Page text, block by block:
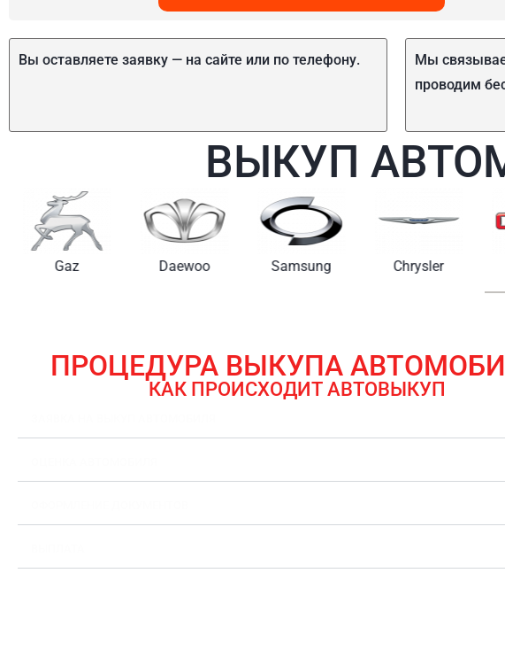
Вы оставляете заявку — на сайте или по телефону.
Мы
проводим
ВЫКУП
Gaz Daewoo Samsung Chrysler
ПРОЦЕДУРА ВЫКУПА
КАК ПРОИСХОДИТ АВТОВЫКУП